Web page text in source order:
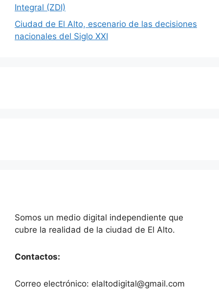
Integral (ZDI)
Ciudad de El Alto, escenario de las decisiones
nacionales del Siglo XXI
Somos un medio digital independiente que
cubre la realidad de la ciudad de El Alto.
Contactos:
Correo electrónico: elaltodigital@gmail.com